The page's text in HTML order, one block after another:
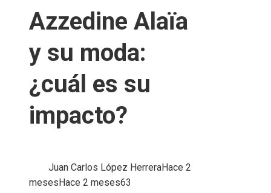
Azzedine Alaïa
y su moda:
¿cuál es su
impacto?
Juan Carlos López HerreraHace 2
meses Hace 2 meses63